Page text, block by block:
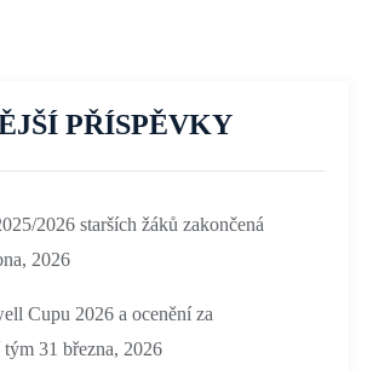
PŘÍSPĚVKY
2026 starších žáků zakončená
2026
Cupu 2026 a ocenění za
tým 31 března, 2026